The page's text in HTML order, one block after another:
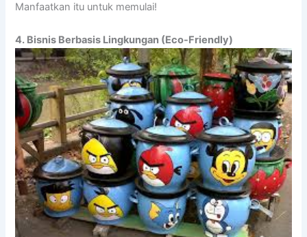
Manfaatkan itu untuk memulai!
4. Bisnis Berbasis Lingkungan (Eco-Friendly)